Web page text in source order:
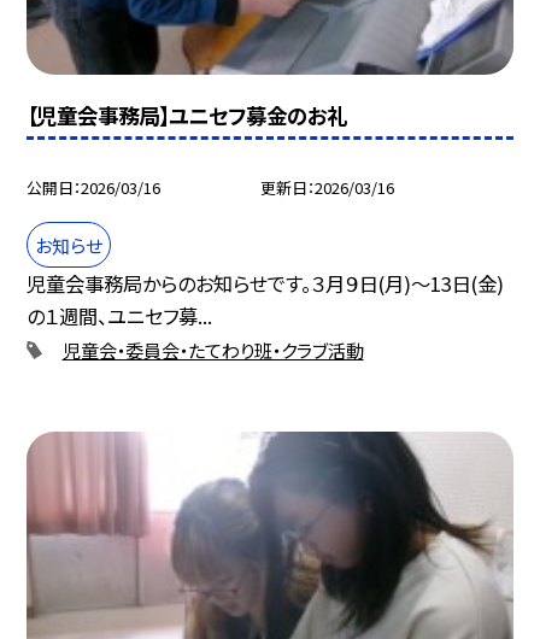
【児童会事務局】ユニセフ募金のお礼
公開日 2026/03/16 更新日 2026/03/16
お知らせ
児童会事務局からのお知らせです。３月９日(月)～13日(金)
の１週間、ユニセフ募...
児童会・委員会・たてわり班・クラブ活動